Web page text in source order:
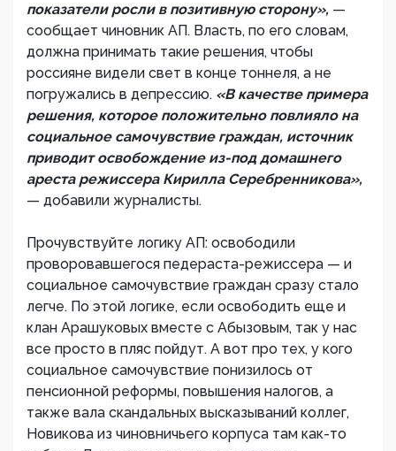
показатели росли в позитивную сторону», —
сообщает чиновник АП. Власть, по его словам,
должна принимать такие решения, чтобы
россияне видели свет в конце тоннеля, а не
погружались в депрессию. «В качестве примера
решения, которое положительно повлияло на
социальное самочувствие граждан, источник
приводит освобождение из-под домашнего
ареста режиссера Кирилла Серебренникова»,
— добавили журналисты.
Прочувствуйте логику АП: освободили
проворовавшегося педераста-режиссера — и
социальное самочувствие граждан сразу стало
легче. По этой логике, если освободить еще и
клан Арашуковых вместе с Абызовым, так у нас
все просто в пляс пойдут. А вот про тех, у кого
социальное самочувствие понизилось от
пенсионной реформы, повышения налогов, а
также вала скандальных высказываний коллег,
Новикова из чиновничьего корпуса там как-то